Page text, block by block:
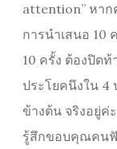
attention” หา
การนำเสนอ 10
10 ครั้ง ต้องปิดท้
ประโยคนึงใน 4
ข้างต้น จริงอยู่ค่
รู้สึกขอบคุณคน